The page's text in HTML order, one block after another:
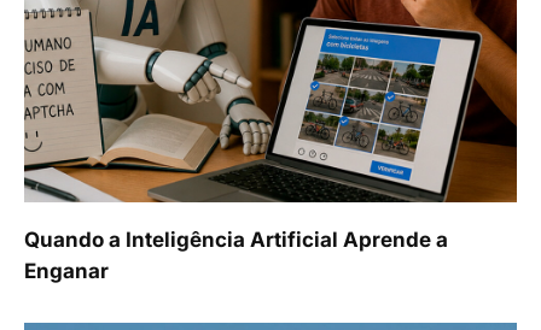
Quando a Inteligência Artificial Aprende a
Enganar